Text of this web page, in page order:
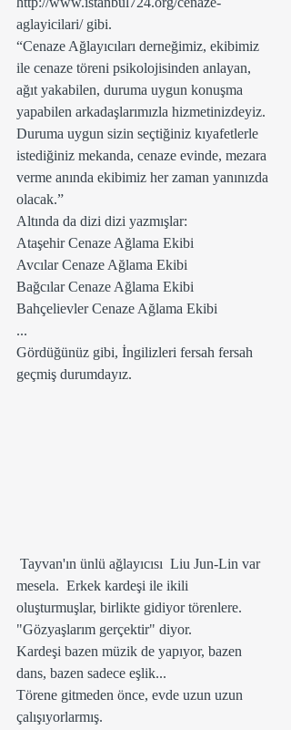
aglayicilari/ gibi.
“Cenaze Ağlayıcıları derneğimiz, ekibimiz
ile cenaze töreni psikolojisinden anlayan,
ağıt yakabilen, duruma uygun konuşma
yapabilen arkadaşlarımızla hizmetinizdeyiz.
Duruma uygun sizin seçtiğiniz kıyafetlerle
istediğiniz mekanda, cenaze evinde, mezara
verme anında ekibimiz her zaman yanınızda
olacak.”
Altında da dizi dizi yazmışlar:
Ataşehir Cenaze Ağlama Ekibi
Avcılar Cenaze Ağlama Ekibi
Bağcılar Cenaze Ağlama Ekibi
Bahçelievler Cenaze Ağlama Ekibi
...
Gördüğünüz gibi, İngilizleri fersah fersah
geçmiş durumdayız.
mesela.  Erkek kardeşi ile ikili
oluşturmuşlar, birlikte gidiyor törenlere.
"Gözyaşlarım gerçektir" diyor.
Kardeşi bazen müzik de yapıyor, bazen
dans, bazen sadece eşlik...
Törene gitmeden önce, evde uzun uzun
çalışıyorlarmış.